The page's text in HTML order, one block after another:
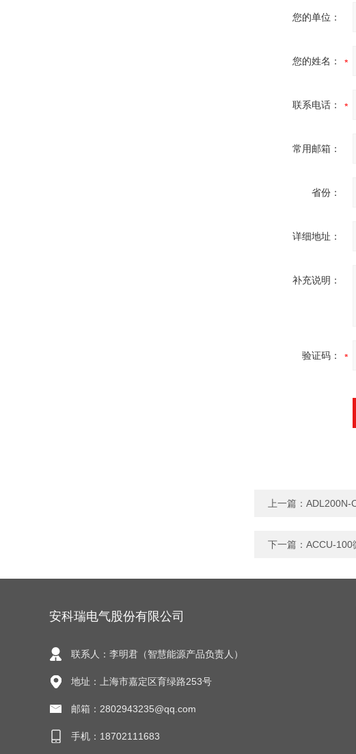
您的单位：
您的姓名：
联系电话：
常用邮箱：
省份：
详细地址：
补充说明：
验证码：
上一篇： ADL200N-
下一篇： ACCU-100
安科瑞电气股份有限公司
联系人：李明君（智慧能源产品负责人）
地址：上海市嘉定区育绿路253号
邮箱：2802943235@qq.com
手机：18702111683